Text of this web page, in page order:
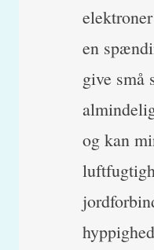
en
give små
og kan